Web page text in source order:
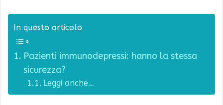
In questo articolo
Pazienti immunodepressi: hanno la stessa
sicurezza?
Leggi anche…